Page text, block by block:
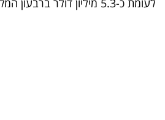
רייטינג
לעומת כ-5.3 מיליון דולר ברבעון המקביל בשנת 2023.